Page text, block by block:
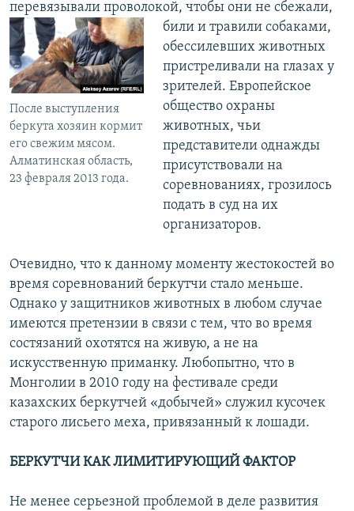
перевязывали проволокой, чтобы они не сбежали,
били и травили собаками,
После выступления
беркута хозяин кормит
его свежим мясом.
Алматинская область,
23 февраля 2013 года.
обессилевших животных
пристреливали на глазах у
зрителей. Европейское
общество охраны
животных, чьи
представители однажды
присутствовали на
соревнованиях, грозилось
подать в суд на их
организаторов.
Очевидно, что к данному моменту жестокостей во
время соревнований беркутчи стало меньше.
Однако у защитников животных в любом случае
имеются претензии в связи с тем, что во время
состязаний охотятся на живую, а не на
искусственную приманку. Любопытно, что в
Монголии в 2010 году на фестивале среди
казахских беркутчей «добычей» служил кусочек
старого лисьего меха, привязанный к лошади.
БЕРКУТЧИ КАК ЛИМИТИРУЮЩИЙ ФАКТОР
Не менее серьезной проблемой в деле развития